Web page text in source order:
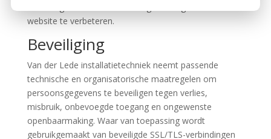
website te verbeteren.
Beveiliging
Van der Lede installatietechniek neemt passende
technische en organisatorische maatregelen om
persoonsgegevens te beveiligen tegen verlies,
misbruik, onbevoegde toegang en ongewenste
openbaarmaking. Waar van toepassing wordt
gebruikgemaakt van beveiligde SSL/TLS-verbindingen